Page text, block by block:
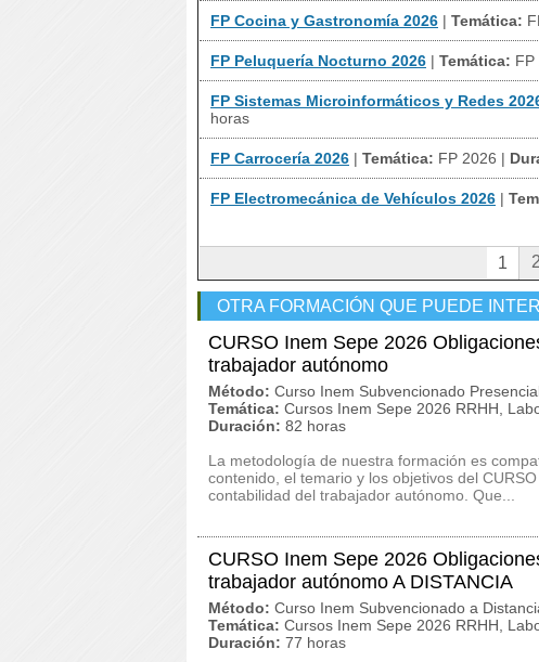
FP Cocina y Gastronomía 2026 | Temática:
FP Peluquería Nocturno 2026 | Temática: FP
FP Sistemas Microinformáticos y Redes
horas
FP Carrocería 2026 | Temática: FP 2026 |
FP Electromecánica de Vehículos 2026 |
1 2
OTRA FORMACIÓN QUE PUEDE
CURSO Inem Sepe 2026
trabajador autónomo
Método: Curso Inem Subvencionado
Temática: Cursos Inem Sepe 2026 RRHH,
Duración: 82 horas
La metodología de nuestra formación es
contenido, el temario y los objetivos del
contabilidad del trabajador autónomo. Que...
CURSO Inem Sepe 2026
trabajador autónomo A DISTANCIA
Método: Curso Inem Subvencionado a
Temática: Cursos Inem Sepe 2026 RRHH,
Duración: 77 horas